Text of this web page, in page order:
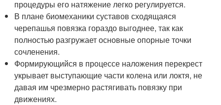
процедуры его натяжение легко регулируется.
В плане биомеханики суставов сходящаяся
черепашья повязка гораздо выгоднее, так как
полностью разгружает основные опорные точки
сочленения.
Формирующийся в процессе наложения перекрест
укрывает выступающие части колена или локтя, не
давая им чрезмерно растягивать повязку при
движениях.